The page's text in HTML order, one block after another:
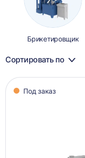
Брикетировщик
Сортировать по
Каталог
товаров
Под заказ